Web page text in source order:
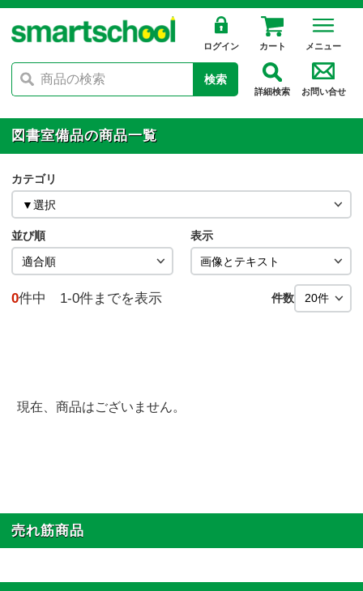
ログイン カート メニュー
検索
詳細検索 お問い合せ
図書室備品の商品一覧
カテゴリ
並び順 表示
0件中 1-0件までを表示 件数
現在、商品はございません。
売れ筋商品